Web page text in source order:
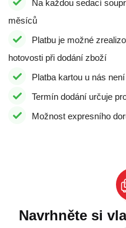
Na každou sedací
měsíců
Platbu je možné
hotovosti při dodání zboží
Platba kartou u nás
Termín dodání určuje
Možnost expresního
Navrhněte si